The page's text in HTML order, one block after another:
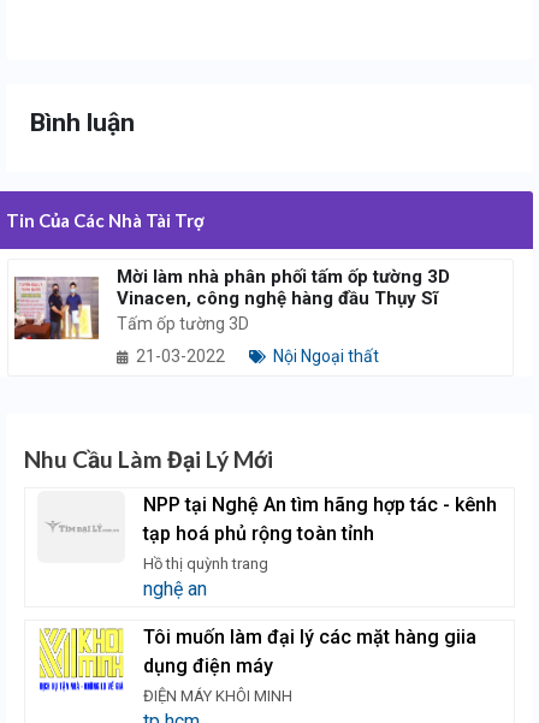
Bình luận
Tin Của Các Nhà Tài Trợ
Mời làm nhà phân phối tấm ốp tường 3D
Vinacen, công nghệ hàng đầu Thụy Sĩ
Tấm ốp tường 3D
21-03-2022
Nội Ngoại thất
Nhu Cầu Làm Đại Lý Mới
NPP tại Nghệ An tìm hãng hợp tác - kênh
tạp hoá phủ rộng toàn tỉnh
Hồ thị quỳnh trang
nghệ an
Tôi muốn làm đại lý các mặt hàng giia
dụng điện máy
ĐIỆN MÁY KHÔI MINH